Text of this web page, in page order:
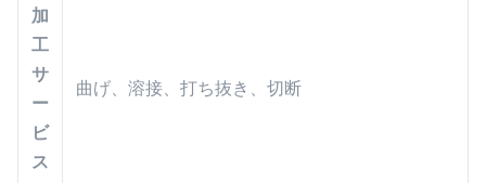
加
工
サ
ー
ビ
ス
曲げ、溶接、打ち抜き、切断